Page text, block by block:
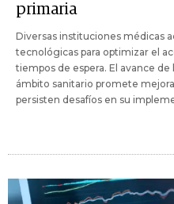
primaria
Diversas instituciones médicas
tecnológicas para optimizar el
tiempos de espera. El avance
ámbito sanitario promete
persisten desafíos en su